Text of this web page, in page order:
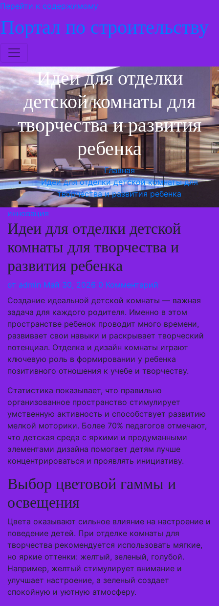
Перейти к содержимому
Портал по строительству
Идеи для отделки
детской комнаты для
творчества и развития
ребенка
Главная
Идеи для отделки детской комнаты для
творчества и развития ребенка
инновация
Идеи для отделки детской
комнаты для творчества и
развития ребенка
от admin Май 30, 2026 0 Комментарий
Создание идеальной детской комнаты — важная
задача для каждого родителя. Именно в этом
пространстве ребенок проводит много времени,
развивает свои навыки и раскрывает творческий
потенциал. Отделка и дизайн комнаты играют
ключевую роль в формировании у ребенка
позитивного отношения к учебе и творчеству.
Статистика показывает, что правильно
организованное пространство стимулирует
умственную активность и способствует развитию
мелкой моторики. Более 70% педагогов отмечают,
что детская среда с яркими и продуманными
элементами дизайна помогает детям лучше
концентрироваться и проявлять инициативу.
Выбор цветовой гаммы и
освещения
Цвета оказывают сильное влияние на настроение и
поведение детей. При отделке комнаты для
творчества рекомендуется использовать мягкие,
но яркие оттенки: желтый, зеленый, голубой.
Например, желтый стимулирует внимание и
улучшает настроение, а зеленый создает
спокойную и уютную атмосферу.